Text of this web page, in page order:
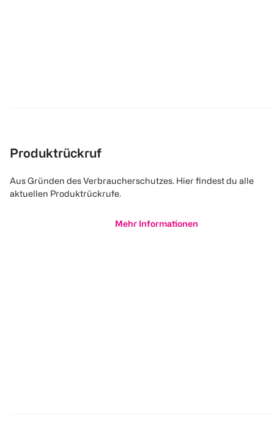
Produktrückruf
Aus Gründen des Verbraucherschutzes. Hier findest du alle
aktuellen Produktrückrufe.
Mehr Informationen